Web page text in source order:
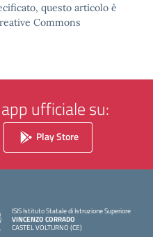
questo articolo è
Commons
ufficiale su:
Play Store
ISIS Istituto Statale di Istruzione Superiore
VINCENZO CORRADO
CASTEL VOLTURNO (CE)